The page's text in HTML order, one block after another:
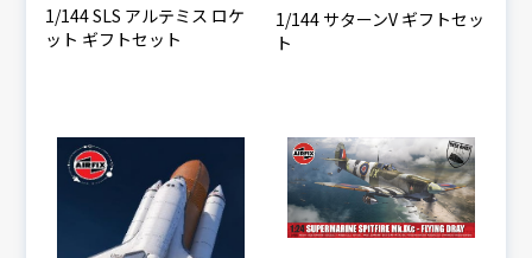
1/144 SLS アルテミス ロケ
ット ギフトセット
1/144 サターンV ギフトセッ
ト